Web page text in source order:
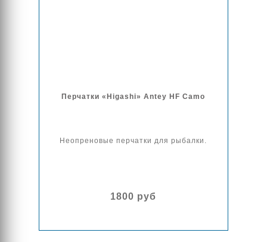
Перчатки «Higashi» Antey HF Camo
Неопреновые перчатки для рыбалки.
1800 руб